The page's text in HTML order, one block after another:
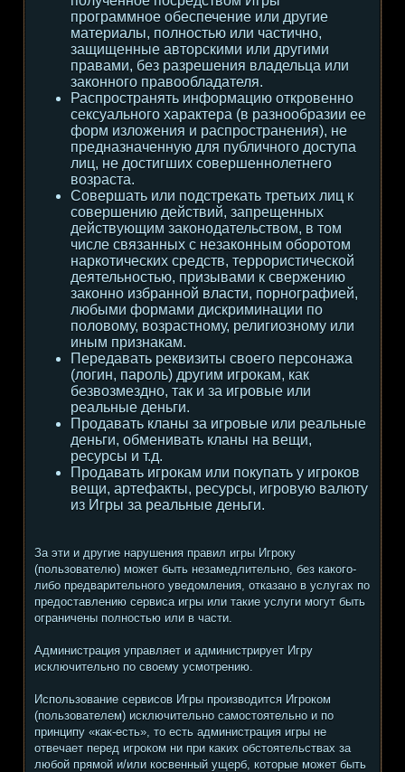
программное обеспечение или другие
материалы, полностью или частично,
защищенные авторскими или другими
правами, без разрешения владельца или
законного правообладателя.
Распространять информацию откровенно
сексуального характера (в разнообразии ее
форм изложения и распространения), не
предназначенную для публичного доступа
лиц, не достигших совершеннолетнего
возраста.
Совершать или подстрекать третьих лиц к
совершению действий, запрещенных
действующим законодательством, в том
числе связанных с незаконным оборотом
наркотических средств, террористической
деятельностью, призывами к свержению
законно избранной власти, порнографией,
любыми формами дискриминации по
половому, возрастному, религиозному или
иным признакам.
Передавать реквизиты своего персонажа
(логин, пароль) другим игрокам, как
безвозмездно, так и за игровые или
реальные деньги.
Продавать кланы за игровые или реальные
деньги, обменивать кланы на вещи,
ресурсы и т.д.
Продавать игрокам или покупать у игроков
вещи, артефакты, ресурсы, игровую валюту
из Игры за реальные деньги.
За эти и другие нарушения правил игры Игроку
(пользователю) может быть незамедлительно, без какого-
либо предварительного уведомления, отказано в услугах по
предоставлению сервиса игры или такие услуги могут быть
ограничены полностью или в части.
Администрация управляет и администрирует Игру
исключительно по своему усмотрению.
Использование сервисов Игры производится Игроком
(пользователем) исключительно самостоятельно и по
принципу «как-есть», то есть администрация игры не
отвечает перед игроком ни при каких обстоятельствах за
любой прямой и/или косвенный ущерб, которые может быть